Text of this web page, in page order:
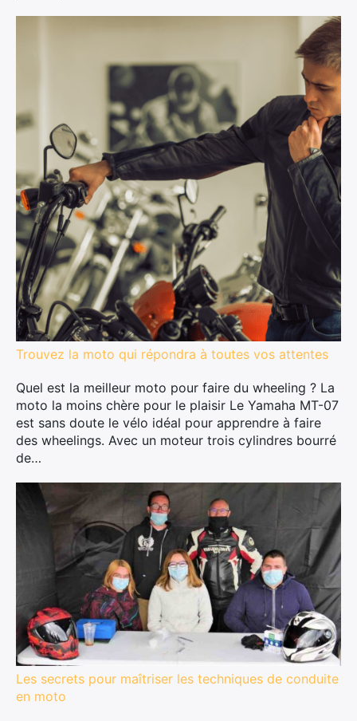
Trouvez la moto qui répondra à toutes vos attentes
Quel est la meilleur moto pour faire du wheeling ? La
moto la moins chère pour le plaisir Le Yamaha MT-07
est sans doute le vélo idéal pour apprendre à faire
des wheelings. Avec un moteur trois cylindres bourré
de…
Les secrets pour maîtriser les techniques de conduite
en moto